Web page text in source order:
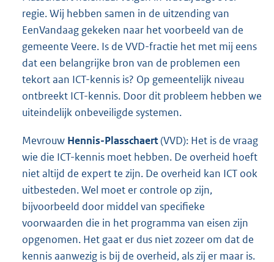
regie. Wij hebben samen in de uitzending van
EenVandaag gekeken naar het voorbeeld van de
gemeente Veere. Is de VVD-fractie het met mij eens
dat een belangrijke bron van de problemen een
tekort aan ICT-kennis is? Op gemeentelijk niveau
ontbreekt ICT-kennis. Door dit probleem hebben we
uiteindelijk onbeveiligde systemen.
Mevrouw Hennis-Plasschaert(VVD): Het is de vraag
wie die ICT-kennis moet hebben. De overheid hoeft
niet altijd de expert te zijn. De overheid kan ICT ook
uitbesteden. Wel moet er controle op zijn,
bijvoorbeeld door middel van specifieke
voorwaarden die in het programma van eisen zijn
opgenomen. Het gaat er dus niet zozeer om dat de
kennis aanwezig is bij de overheid, als zij er maar is.